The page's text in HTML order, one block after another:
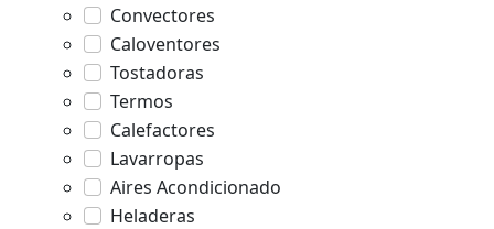
Convectores
Caloventores
Tostadoras
Termos
Calefactores
Lavarropas
Aires Acondicionado
Heladeras